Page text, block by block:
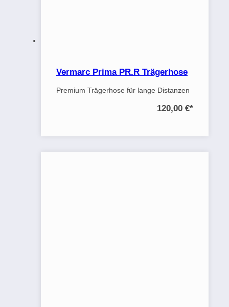
Vermarc Prima PR.R Trägerhose
Premium Trägerhose für lange Distanzen
120,00 €*